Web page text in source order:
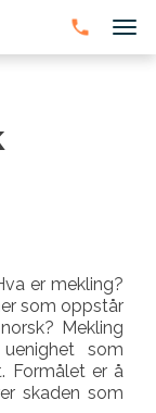
er mekling?
som oppstår
Mekling
som
Formålet er å
skaden som